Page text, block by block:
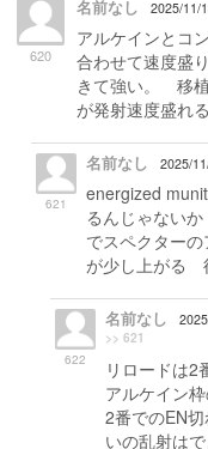
620
名前なし 2025/11/
アルケインとコ
合わせて速度盛
きて強い。 移
が発射速度盛れ
621
名前なし 2025/
energized
るんじゃない
でスペクター
が少し上がる
622
名前なし
>> 621
リロードは
アルケイン
2番でのEN
いの乱射は